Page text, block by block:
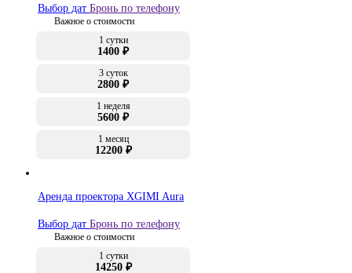
Выбор дат Бронь по телефону
Важное о стоимости
1 сутки
1400 ₽
3 суток
2800 ₽
1 неделя
5600 ₽
1 месяц
12200 ₽
Аренда проектора XGIMI Aura
Выбор дат Бронь по телефону
Важное о стоимости
1 сутки
14250 ₽